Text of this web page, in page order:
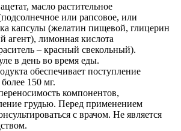
масло растительное
или рапсовое, или
капсулы (желатин пищевой, глицерин
агент), лимонная кислота
– красный свекольный).
в день во время еды.
обеспечивает поступление
150 мг.
компонентов,
грудью. Перед применением
с врачом. Не является